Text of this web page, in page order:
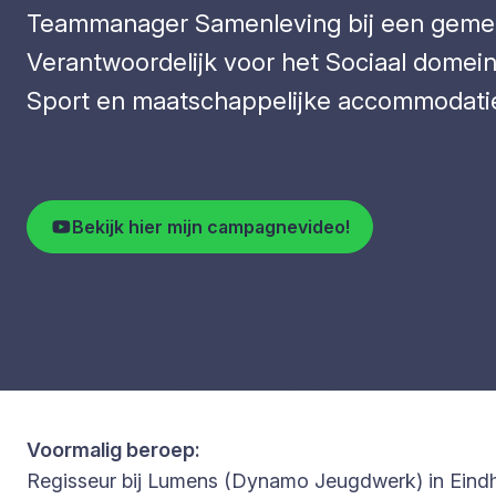
Teammanager Samenleving bij een
Verantwoordelijk voor het Sociaal
Sport en maatschappelijke
Bekijk hier mijn campagnevideo!
Voormalig beroep:
Regisseur bij Lumens (Dynamo Jeugdwerk) in